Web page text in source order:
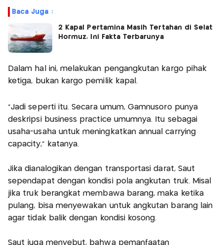
Baca Juga :
2 Kapal Pertamina Masih Tertahan di Selat
Hormuz, Ini Fakta Terbarunya
Dalam hal ini, melakukan pengangkutan kargo pihak
ketiga, bukan kargo pemilik kapal.
”Jadi seperti itu. Secara umum, Gamnusoro punya
deskripsi business practice umumnya. Itu sebagai
usaha-usaha untuk meningkatkan annual carrying
capacity,” katanya.
Jika dianalogikan dengan transportasi darat, Saut
sependapat dengan kondisi pola angkutan truk. Misal
jika truk berangkat membawa barang, maka ketika
pulang, bisa menyewakan untuk angkutan barang lain
agar tidak balik dengan kondisi kosong.
Saut juga menyebut, bahwa pemanfaatan